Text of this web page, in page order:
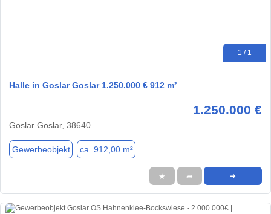
1 / 1
Halle in Goslar Goslar 1.250.000 € 912 m²
1.250.000 €
Goslar Goslar, 38640
Gewerbeobjekt ca. 912,00 m²
★ ➦ ➜